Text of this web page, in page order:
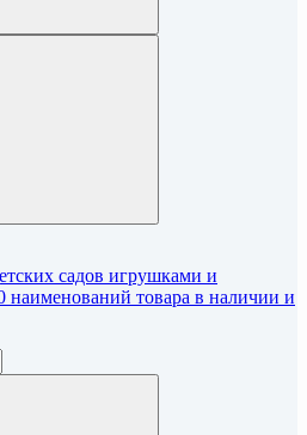
садов игрушками и
наименований товара в наличии и